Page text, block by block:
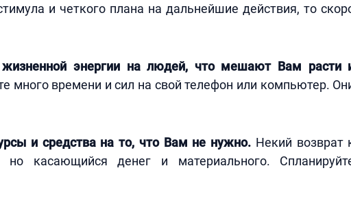
и четкого плана на дальнейшие действия, то
жизненной энергии на людей, что мешают Вам расти
много времени и сил на свой телефон или компьютер.
и средства на то, что Вам не нужно. Некий возврат
но касающийся денег и материального.